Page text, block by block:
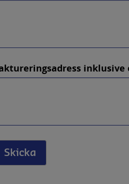
Skicka